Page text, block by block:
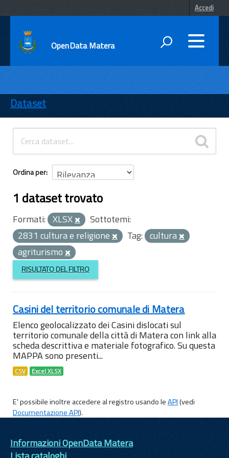
Accedi
OpenData Matera
ENTI
TEMI
INFORMAZIONI
Dataset
Ordina per
1 dataset trovato
Formati: XLSX
Sottotemi:
2831 cultura e religione
Tag: cultura
agriturismo
RISULTATO DEL FILTRO
Casini del territorio comunale di Matera
Elenco geolocalizzato dei Casini dislocati sul
territorio comunale della città di Matera con link alla
scheda descrittiva e materiale fotografico. Su questa
MAPPA sono presenti...
CSV Excel XLSX
E' possibile inoltre accedere al registro usando leAPI(vedi
Documentazione API).
Informazioni OpenData Matera